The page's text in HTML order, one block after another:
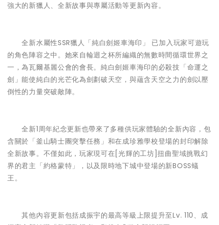
強大的新獵人、全新故事與專屬活動等更新內容。
全新水屬性SSR獵人「純白劍姬車海印」 已加入玩家可遊玩
的角色陣容之中。她來自輪迴之杯所編織的無數時間循環世界之
一，為瓦爾基麗公會的會長。純白劍姬車海印的必殺技「命運之
劍」能使純白的光芒化為劍劃破天空，與蘊含天空之力的劍以壓
倒性的力量突破敵陣。
全新1周年紀念更新也帶來了多種供玩家體驗的全新內容，包
含關於「釜山騎士團突擊任務」和在成珍雅學校登場的封印解除
全新故事。不僅如此，玩家現可在[光輝的工坊]扭曲聖域挑戰幻
界的君主「約格蒙特」，以及限時地下城中登場的新BOSS蟻
王。
其他內容更新包括成振宇的最高等級上限提升至Lv. 110、成